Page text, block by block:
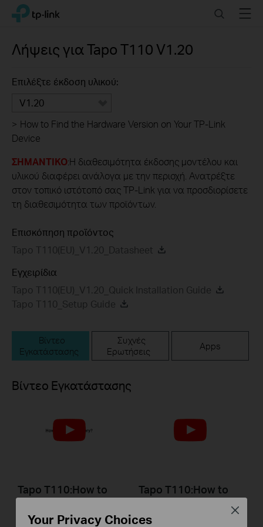
Click
navigation
TP-Link, Reliably Smart SearchMenu
Λήψεις γιαTapo T110 V1.20
Επιλέξτε έκδοση υλικού:
V1.20
> How to Find the Hardware Version on Your TP-Link
Device
ΣΗΜΑΝΤΙΚΟ:Η διαθεσιμότητα έκδοσης μοντέλου και
υλικού διαφέρει ανάλογα με την περιοχή. Ανατρέξτε
στον τοπικό ιστότοπό σας TP-Link για να προσδιορίσετε
τη διαθεσιμότητα των προϊόντων.
Επισκόπηση προϊόντος
Tapo T110(EU)_V1.20_Datasheet
Εγχειρίδια
Tapo T110(EU)_V1.20_Quick Installation Guide
Tapo T110_Setup Guide
Βίντεο
Εγκατάστασης
Συχνές
Ερωτήσεις
Apps
Βίντεο Εγκατάστασης
Tapo T110:How to
Replace Battery
Tapo T110:How to
Reset
Your Privacy Choices
Close